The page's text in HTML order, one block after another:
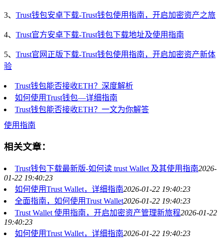
3、 Trust钱包安卓下载-Trust钱包使用指南，开启加密资产之旅
4、 Trust官方安卓下载-Trust钱包下载地址及使用指南
5、 Trust官网正版下载-Trust钱包使用指南，开启加密资产新体
验
Trust钱包能否接收ETH？深度解析
如何使用Trust钱包—详细指南
Trust钱包能否接收ETH？一文为你解答
使用指南
相关文章：
Trust钱包下载最新版-如何读 trust Wallet 及其使用指南2026-
01-22 19:40:23
如何使用Trust Wallet，详细指南2026-01-22 19:40:23
全面指南，如何使用Trust Wallet2026-01-22 19:40:23
Trust Wallet 使用指南，开启加密资产管理新旅程2026-01-22
19:40:23
如何使用Trust Wallet，详细指南2026-01-22 19:40:23